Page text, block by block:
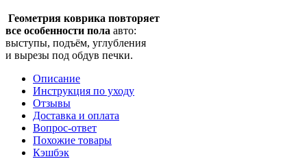
Геометрия коврика повторяет
все особенности пола авто:
выступы, подъём, углубления
и вырезы под обдув печки.
Описание
Инструкция по уходу
Отзывы
Доставка и оплата
Вопрос-ответ
Похожие товары
Кэшбэк